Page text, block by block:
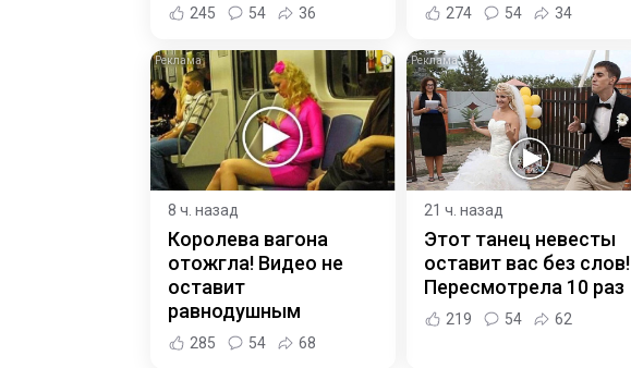
245 54 36 274 54 34
i
8 ч. назад
Королева вагона
отожгла! Видео не
оставит
равнодушным
285 54 68
21 ч. назад
Этот танец невесты
оставит вас без слов!
Пересмотрела 10 раз
219 54 62